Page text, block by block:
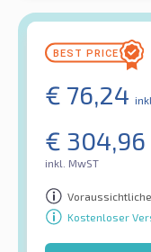
€ 76,24
€ 304,96
inkl. MwST
Voraussichtliche
Kostenloser